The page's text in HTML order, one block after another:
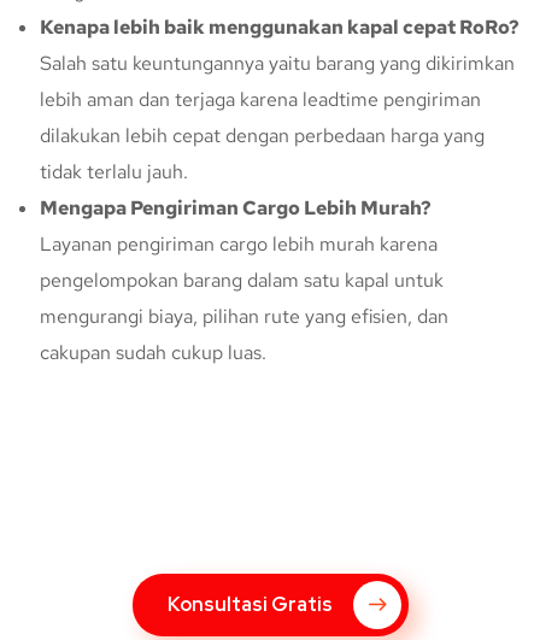
Kenapa lebih baik menggunakan kapal cepat RoRo?
Salah satu keuntungannya yaitu barang yang dikirimkan
lebih aman dan terjaga karena leadtime pengiriman
dilakukan lebih cepat dengan perbedaan harga yang
tidak terlalu jauh.
Mengapa Pengiriman Cargo Lebih Murah?
Layanan pengiriman cargo lebih murah karena
pengelompokan barang dalam satu kapal untuk
mengurangi biaya, pilihan rute yang efisien, dan
cakupan sudah cukup luas.
Konsultasi Gratis